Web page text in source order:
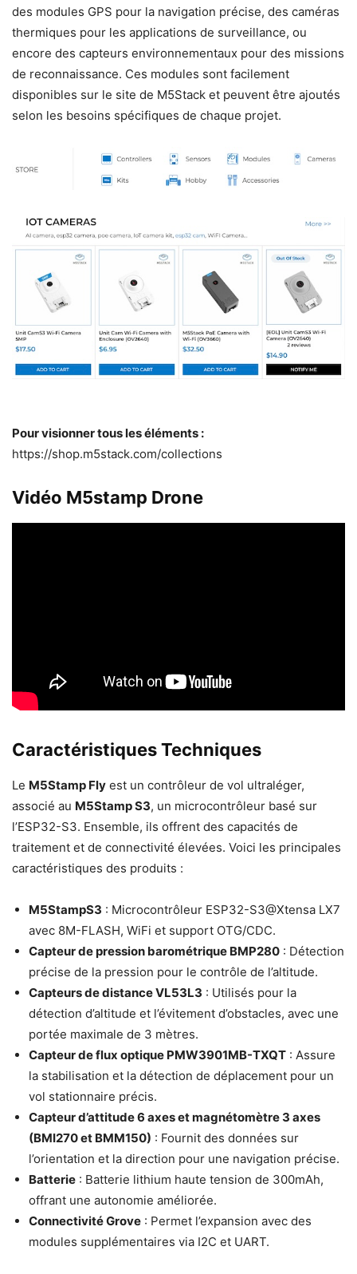
des modules GPS pour la navigation précise, des caméras
thermiques pour les applications de surveillance, ou
encore des capteurs environnementaux pour des missions
de reconnaissance. Ces modules sont facilement
disponibles sur le site de M5Stack et peuvent être ajoutés
selon les besoins spécifiques de chaque projet.
Pour visionner tous les éléments :
https://shop.m5stack.com/collections
Vidéo M5stamp Drone
Caractéristiques Techniques
Le M5Stamp Fly est un contrôleur de vol ultraléger,
associé au M5Stamp S3, un microcontrôleur basé sur
l’ESP32-S3. Ensemble, ils offrent des capacités de
traitement et de connectivité élevées. Voici les principales
caractéristiques des produits :
M5StampS3 : Microcontrôleur ESP32-S3@Xtensa LX7
avec 8M-FLASH, WiFi et support OTG/CDC.
Capteur de pression barométrique BMP280 : Détection
précise de la pression pour le contrôle de l’altitude.
Capteurs de distance VL53L3 : Utilisés pour la
détection d’altitude et l’évitement d’obstacles, avec une
portée maximale de 3 mètres.
Capteur de flux optique PMW3901MB-TXQT : Assure
la stabilisation et la détection de déplacement pour un
vol stationnaire précis.
Capteur d’attitude 6 axes et magnétomètre 3 axes
(BMI270 et BMM150) : Fournit des données sur
l’orientation et la direction pour une navigation précise.
Batterie : Batterie lithium haute tension de 300mAh,
offrant une autonomie améliorée.
Connectivité Grove : Permet l’expansion avec des
modules supplémentaires via I2C et UART.